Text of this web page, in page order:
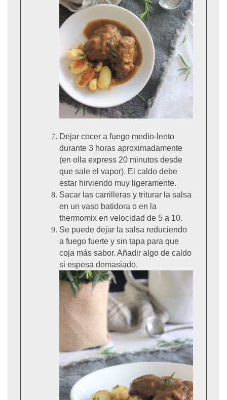
Dejar cocer a fuego medio-lento
durante 3 horas aproximadamente
(en olla express 20 minutos desde
que sale el vapor). El caldo debe
estar hirviendo muy ligeramente.
Sacar las carrilleras y triturar la salsa
en un vaso batidora o en la
thermomix en velocidad de 5 a 10.
Se puede dejar la salsa reduciendo
a fuego fuerte y sin tapa para que
coja más sabor. Añadir algo de caldo
si espesa demasiado.